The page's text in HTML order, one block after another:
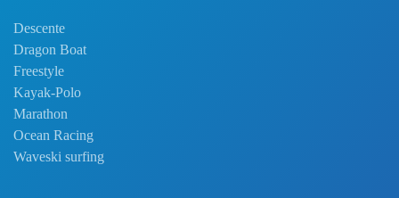
Descente
Dragon Boat
Freestyle
Kayak-Polo
Marathon
Ocean Racing
Waveski surfing